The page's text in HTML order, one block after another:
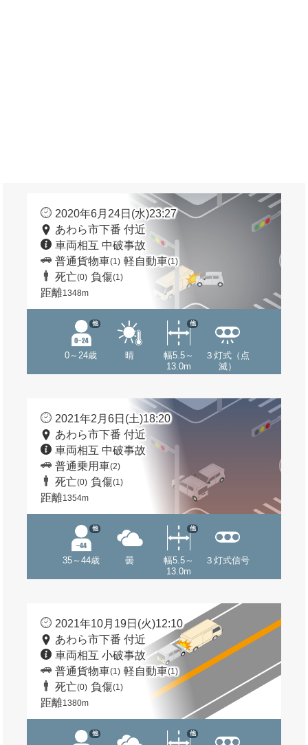
2020年6月24日(水)23:27
あわら市下番 付近
車両相互 中破事故
普通貨物車(1) 軽自動車(1)
死亡(0) 負傷(1)
距離1348m
0～24歳
他
晴
幅5.5～
13.0m
他
３灯式（点
滅）
2021年2月6日(土)18:20
あわら市下番 付近
車両相互 中破事故
普通乗用車(2)
死亡(0) 負傷(1)
距離1354m
35～44歳
他
曇
幅5.5～
13.0m
他
３灯式信号
2021年10月19日(火)12:10
あわら市下番 付近
車両相互 小破事故
普通貨物車(1) 軽自動車(1)
死亡(0) 負傷(1)
距離1380m
他 他